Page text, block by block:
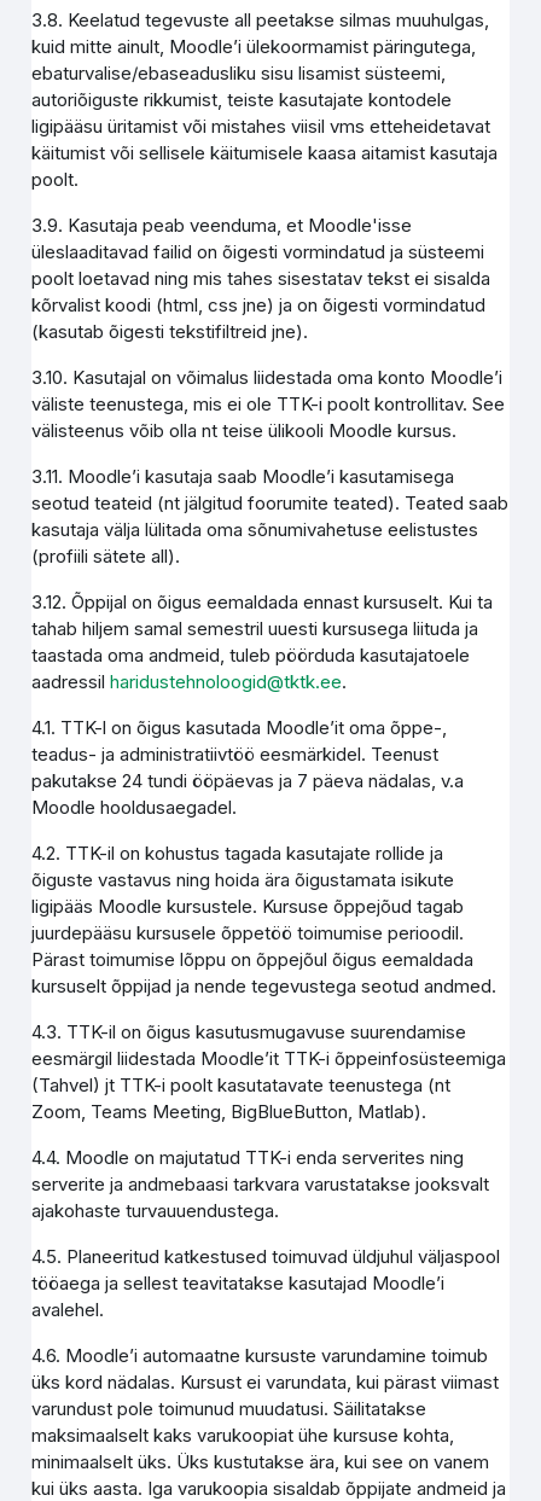
3.8. Keelatud tegevuste all peetakse silmas muuhulgas,
kuid mitte ainult, Moodle’i ülekoormamist päringutega,
ebaturvalise/ebaseadusliku sisu lisamist süsteemi,
autoriõiguste rikkumist, teiste kasutajate kontodele
ligipääsu üritamist või mistahes viisil vms etteheidetavat
käitumist või sellisele käitumisele kaasa aitamist kasutaja
poolt.
3.9. Kasutaja peab veenduma, et Moodle'isse
üleslaaditavad failid on õigesti vormindatud ja süsteemi
poolt loetavad ning mis tahes sisestatav tekst ei sisalda
kõrvalist koodi (html, css jne) ja on õigesti vormindatud
(kasutab õigesti tekstifiltreid jne).
3.10. Kasutajal on võimalus liidestada oma konto Moodle’i
väliste teenustega, mis ei ole TTK-i poolt kontrollitav. See
välisteenus võib olla nt teise ülikooli Moodle kursus.
3.11. Moodle’i kasutaja saab Moodle’i kasutamisega
seotud teateid (nt jälgitud foorumite teated). Teated saab
kasutaja välja lülitada oma sõnumivahetuse eelistustes
(profiili sätete all).
3.12. Õppijal on õigus eemaldada ennast kursuselt. Kui ta
tahab hiljem samal semestril uuesti kursusega liituda ja
taastada oma andmeid, tuleb pöörduda kasutajatoele
aadressilharidustehnoloogid@tktk.ee.
4.1. TTK-l on õigus kasutada Moodle’it oma õppe-,
teadus- ja administratiivtöö eesmärkidel. Teenust
pakutakse 24 tundi ööpäevas ja 7 päeva nädalas, v.a
Moodle hooldusaegadel.
4.2. TTK-il on kohustus tagada kasutajate rollide ja
õiguste vastavus ning hoida ära õigustamata isikute
ligipääs Moodle kursustele. Kursuse õppejõud tagab
juurdepääsu kursusele õppetöö toimumise perioodil.
Pärast toimumise lõppu on õppejõul õigus eemaldada
kursuselt õppijad ja nende tegevustega seotud andmed.
4.3. TTK-il on õigus kasutusmugavuse suurendamise
eesmärgil liidestada Moodle’it TTK-i õppeinfosüsteemiga
(Tahvel) jt TTK-i poolt kasutatavate teenustega (nt
Zoom, Teams Meeting, BigBlueButton, Matlab).
4.4. Moodle on majutatud TTK-i enda serverites ning
serverite ja andmebaasi tarkvara varustatakse jooksvalt
ajakohaste turvauuendustega.
4.5. Planeeritud katkestused toimuvad üldjuhul väljaspool
tööaega ja sellest teavitatakse kasutajad Moodle’i
avalehel.
4.6. Moodle’i automaatne kursuste varundamine toimub
üks kord nädalas. Kursust ei varundata, kui pärast viimast
varundust pole toimunud muudatusi. Säilitatakse
maksimaalselt kaks varukoopiat ühe kursuse kohta,
minimaalselt üks. Üks kustutakse ära, kui see on vanem
kui üks aasta. Iga varukoopia sisaldab õppijate andmeid ja